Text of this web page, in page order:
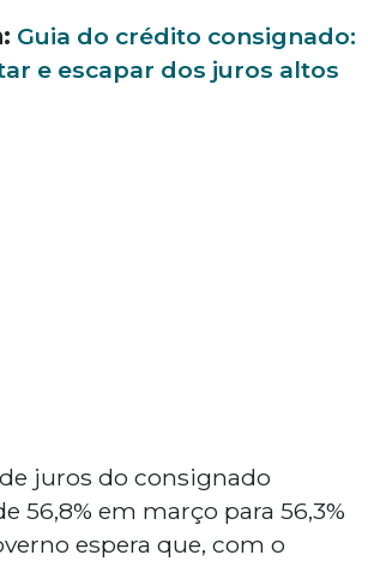
Guia do crédito consignado:
e escapar dos juros altos
juros do consignado
56,8% em março para 56,3%
espera que, com o